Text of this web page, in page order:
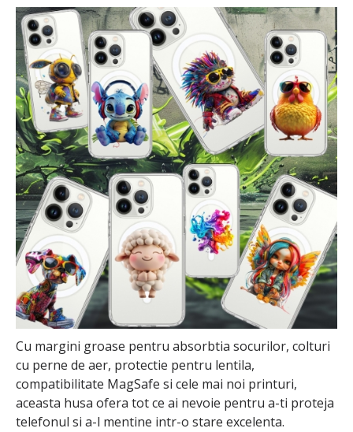
Cu margini groase pentru absorbtia socurilor, colturi
cu perne de aer, protectie pentru lentila,
compatibilitate MagSafe si cele mai noi printuri,
aceasta husa ofera tot ce ai nevoie pentru a-ti proteja
telefonul si a-l mentine intr-o stare excelenta.